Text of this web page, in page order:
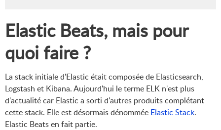
Elastic Beats, mais pour
quoi faire ?
La stack initiale d'Elastic était composée de Elasticsearch,
Logstash et Kibana. Aujourd'hui le terme ELK n'est plus
d'actualité car Elastic a sorti d'autres produits complétant
cette stack. Elle est désormais dénommée Elastic Stack.
Elastic Beats en fait partie.